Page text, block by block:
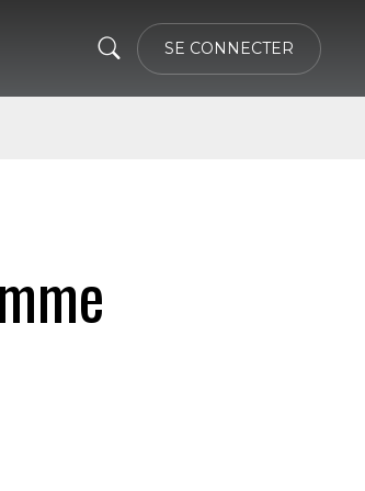
SE CONNECTER